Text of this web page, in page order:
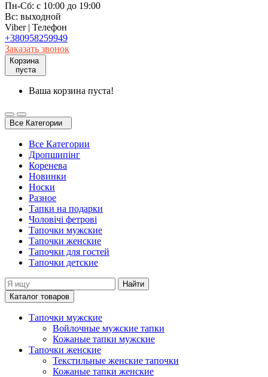
Пн-Сб: с 10:00 до 19:00
Вс: выходной
Viber | Телефон
+380958259949
Заказать звонок
Корзина
пуста
Ваша корзина пуста!
Все Категории
Все Категории
Дропшипінг
Коренева
Новинки
Носки
Разное
Тапки на подарки
Чоловічі фетрові
Тапочки мужские
Тапочки женские
Тапочки для гостей
Тапочки детские
Найти
Каталог товаров
Тапочки мужские
Войлочные мужские тапки
Кожаные тапки мужские
Тапочки женские
Текстильные женские тапочки
Кожаные тапки женские